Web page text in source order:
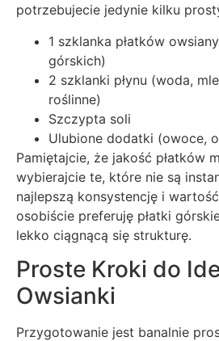
potrzebujecie jedynie kilku
1 szklanka płatków
górskich)
2 szklanki płynu (woda,
roślinne)
Szczypta soli
Ulubione dodatki (owoce,
Pamiętajcie, że jakość płatków
wybierajcie te, które nie są
najlepszą konsystencję i
osobiście preferuję płatki
lekko ciągnącą się strukturę.
Proste Kroki do
Owsianki
Przygotowanie jest banalnie